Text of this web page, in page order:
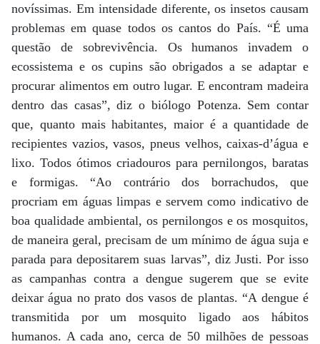
novíssimas. Em intensidade diferente, os insetos causam
problemas em quase todos os cantos do País. “É uma
questão de sobrevivência. Os humanos invadem o
ecossistema e os cupins são obrigados a se adaptar e
procurar alimentos em outro lugar. E encontram madeira
dentro das casas”, diz o biólogo Potenza. Sem contar
que, quanto mais habitantes, maior é a quantidade de
recipientes vazios, vasos, pneus velhos, caixas-d’água e
lixo. Todos ótimos criadouros para pernilongos, baratas
e formigas. “Ao contrário dos borrachudos, que
procriam em águas limpas e servem como indicativo de
boa qualidade ambiental, os pernilongos e os mosquitos,
de maneira geral, precisam de um mínimo de água suja e
parada para depositarem suas larvas”, diz Justi. Por isso
as campanhas contra a dengue sugerem que se evite
deixar água no prato dos vasos de plantas. “A dengue é
transmitida por um mosquito ligado aos hábitos
humanos. A cada ano, cerca de 50 milhões de pessoas